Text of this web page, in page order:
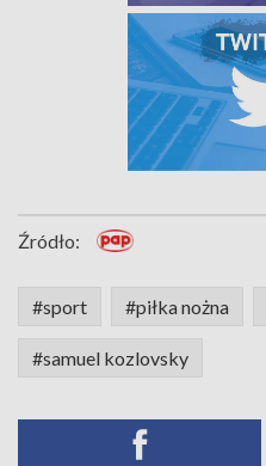
Źródło:
#sport #piłka nożna
#samuel kozlovsky